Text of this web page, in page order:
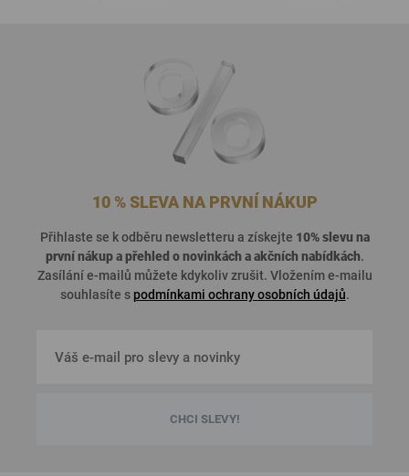
10 % SLEVA NA PRVNÍ NÁKUP
Přihlaste se k odběru newsletteru a získejte 10% slevu na
první nákup a přehled o novinkách a akčních nabídkách.
Zasílání e-mailů můžete kdykoliv zrušit. Vložením e-mailu
souhlasíte s podmínkami ochrany osobních údajů.
CHCI SLEVY!